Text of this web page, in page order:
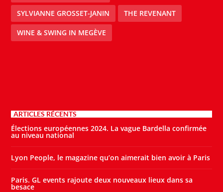
SYLVIANNE GROSSET-JANIN THE REVENANT
WINE & SWING IN MEGÈVE
ARTICLES RÉCENTS
Élections européennes 2024. La vague Bardella confirmée
au niveau national
Lyon People, le magazine qu’on aimerait bien avoir à Paris
Paris. GL events rajoute deux nouveaux lieux dans sa
besace